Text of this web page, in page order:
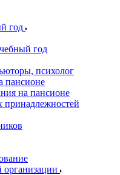
год
год
психолог
пансионе
на пансионе
организации